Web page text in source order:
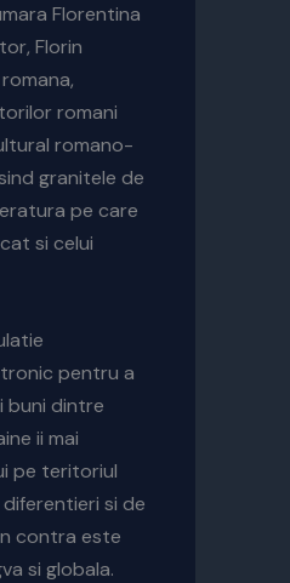
Florentina
Florin
romani
romano-
granitele de
pe care
si celui
pentru a
buni dintre
ii mai
pe teritoriul
si de
contra este
si globala.